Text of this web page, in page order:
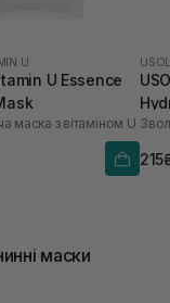
U
U Essence
маска з вітаміном U шт
маски